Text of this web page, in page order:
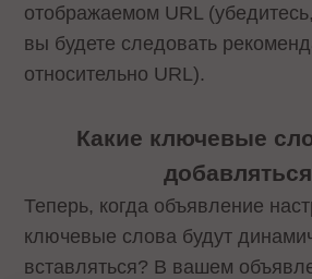
отображаемом URL
вы будете следовать
относительно URL).
Какие ключевые
Теперь, когда объявление
ключевые слова будут
вставляться? В вашем